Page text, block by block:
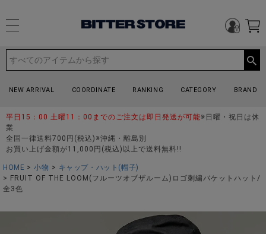
NEW ARRIVAL COORDINATE RANKING CATEGORY BRAND
平日15：00 土曜11：00までのご注文は即日発送が可能※日曜・祝日は休
業
全国一律送料700円(税込)※沖縄・離島別
お買い上げ金額が11,000円(税込)以上で送料無料!!
HOME 小物
キャップ・ハット(帽子)
FRUIT OF THE LOOM(フルーツオブザルーム)ロゴ刺繍バケットハット/
全3色